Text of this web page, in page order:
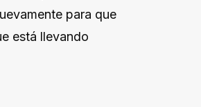
para que
está llevando